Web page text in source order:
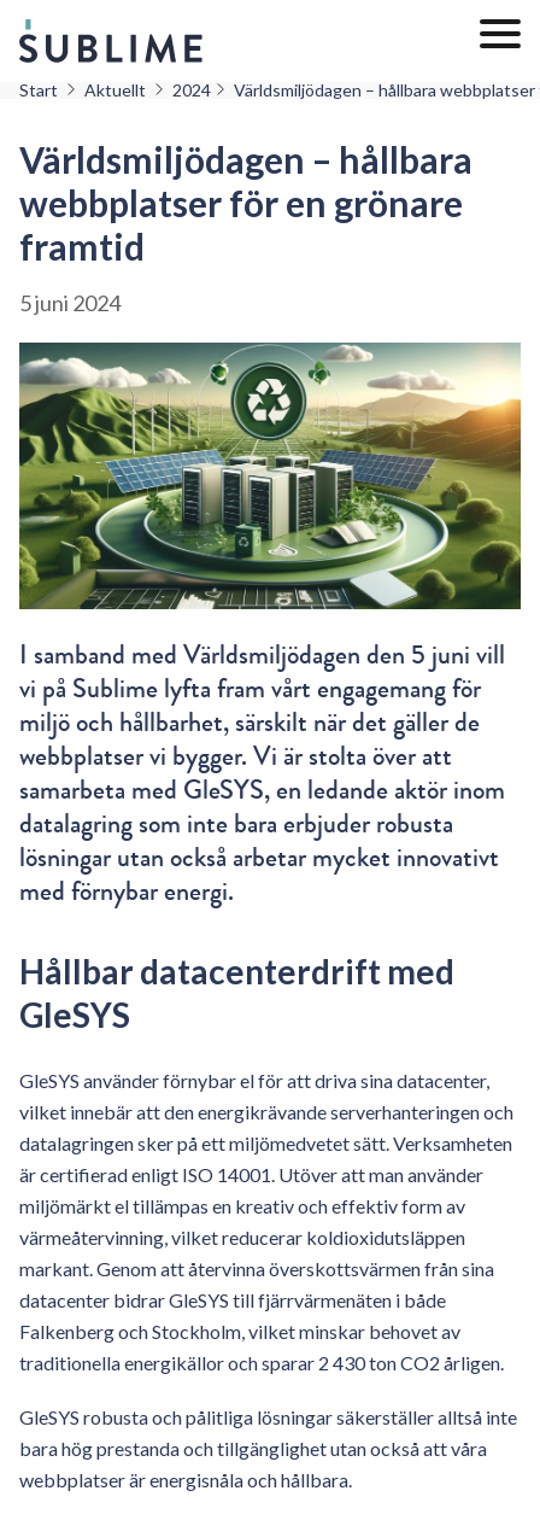
Start Aktuellt 2024 Världsmiljödagen – hållbara
Världsmiljödagen – hållbara
webbplatser för en grönare
framtid
5 juni 2024
I samband med Världsmiljödagen den 5 juni vill
vi på Sublime lyfta fram vårt engagemang för
miljö och hållbarhet, särskilt när det gäller de
webbplatser vi bygger. Vi är stolta över att
samarbeta med GleSYS, en ledande aktör inom
datalagring som inte bara erbjuder robusta
lösningar utan också arbetar mycket innovativt
med förnybar energi.
Hållbar datacenterdrift med
GleSYS
GleSYS använder förnybar el för att driva sina datacenter,
vilket innebär att den energikrävande serverhanteringen och
datalagringen sker på ett miljömedvetet sätt. Verksamheten
är certifierad enligt ISO 14001. Utöver att man använder
miljömärkt el tillämpas en kreativ och effektiv form av
värmeåtervinning, vilket reducerar koldioxidutsläppen
markant. Genom att återvinna överskottsvärmen från sina
datacenter bidrar GleSYS till fjärrvärmenäten i både
Falkenberg och Stockholm, vilket minskar behovet av
traditionella energikällor och sparar 2 430 ton CO2 årligen.
GleSYS robusta och pålitliga lösningar säkerställer alltså inte
bara hög prestanda och tillgänglighet utan också att våra
webbplatser är energisnåla och hållbara.